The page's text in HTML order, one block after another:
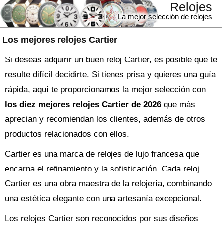
Los mejores relojes Cartier
Relojes
La mejor selección de relojes
Si deseas adquirir un buen reloj Cartier, es posible que te
resulte difícil decidirte. Si tienes prisa y quieres una guía
rápida, aquí te proporcionamos la mejor selección con
los diez mejores relojes Cartier de 2026 que más
aprecian y recomiendan los clientes, además de otros
productos relacionados con ellos.
Cartier es una marca de relojes de lujo francesa que
encarna el refinamiento y la sofisticación. Cada reloj
Cartier es una obra maestra de la relojería, combinando
una estética elegante con una artesanía excepcional.
Los relojes Cartier son reconocidos por sus diseños